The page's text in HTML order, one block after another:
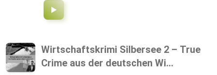
Wirtschaftskrimi Silbersee 2 – True
Crime aus der deutschen Wi...